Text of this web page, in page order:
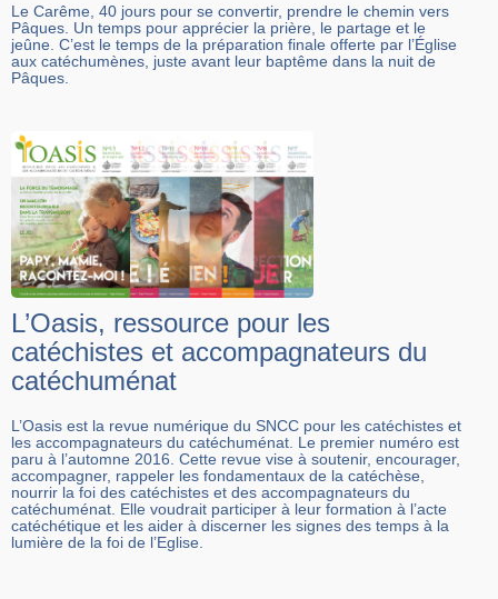
Le Carême, 40 jours pour se convertir, prendre le chemin vers
Pâques. Un temps pour apprécier la prière, le partage et le
jeûne. C’est le temps de la préparation finale offerte par l’Église
aux catéchumènes, juste avant leur baptême dans la nuit de
Pâques.
L’Oasis, ressource pour les
catéchistes et accompagnateurs du
catéchuménat
L’Oasis est la revue numérique du SNCC pour les catéchistes et
les accompagnateurs du catéchuménat. Le premier numéro est
paru à l’automne 2016. Cette revue vise à soutenir, encourager,
accompagner, rappeler les fondamentaux de la catéchèse,
nourrir la foi des catéchistes et des accompagnateurs du
catéchuménat. Elle voudrait participer à leur formation à l’acte
catéchétique et les aider à discerner les signes des temps à la
lumière de la foi de l’Eglise.